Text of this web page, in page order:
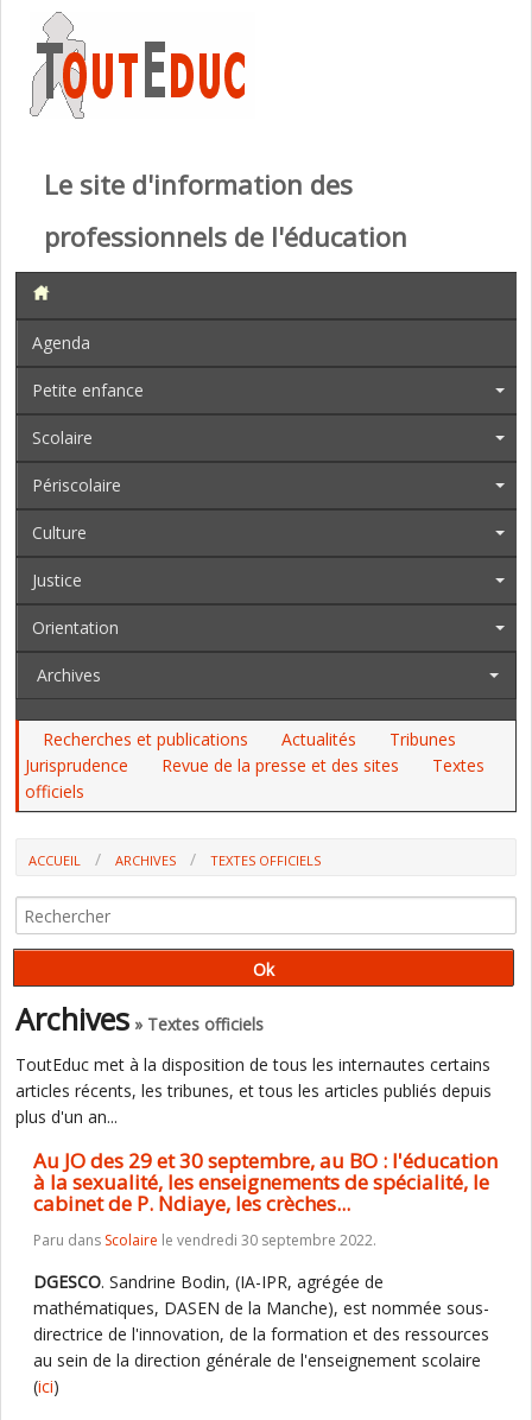
Le site d'information des
professionnels de l'éducation
Agenda
Petite enfance
Scolaire
Périscolaire
Culture
Justice
Orientation
Archives
Recherches et publications Actualités
Tribunes
Jurisprudence
Revue de la presse et des sites
Textes
officiels
ACCUEIL ARCHIVES
TEXTES OFFICIELS
LES ENSEIGNEMENTS DE SPÉCIALITÉ, LE CABINET DE P. NDIAYE, LES
CRÈCHES...
Archives » Textes officiels
ToutEduc met à la disposition de tous les internautes certains
articles récents, les tribunes, et tous les articles publiés depuis
plus d'un an...
Au JO des 29 et 30 septembre, au BO : l'éducation
à la sexualité, les enseignements de spécialité, le
cabinet de P. Ndiaye, les crèches...
Paru dans Scolaire le vendredi 30 septembre 2022.
DGESCO. Sandrine Bodin, (IA-IPR, agrégée de
mathématiques, DASEN de la Manche), est nommée sous-
directrice de l'innovation, de la formation et des ressources
au sein de la direction générale de l'enseignement scolaire
(ici)